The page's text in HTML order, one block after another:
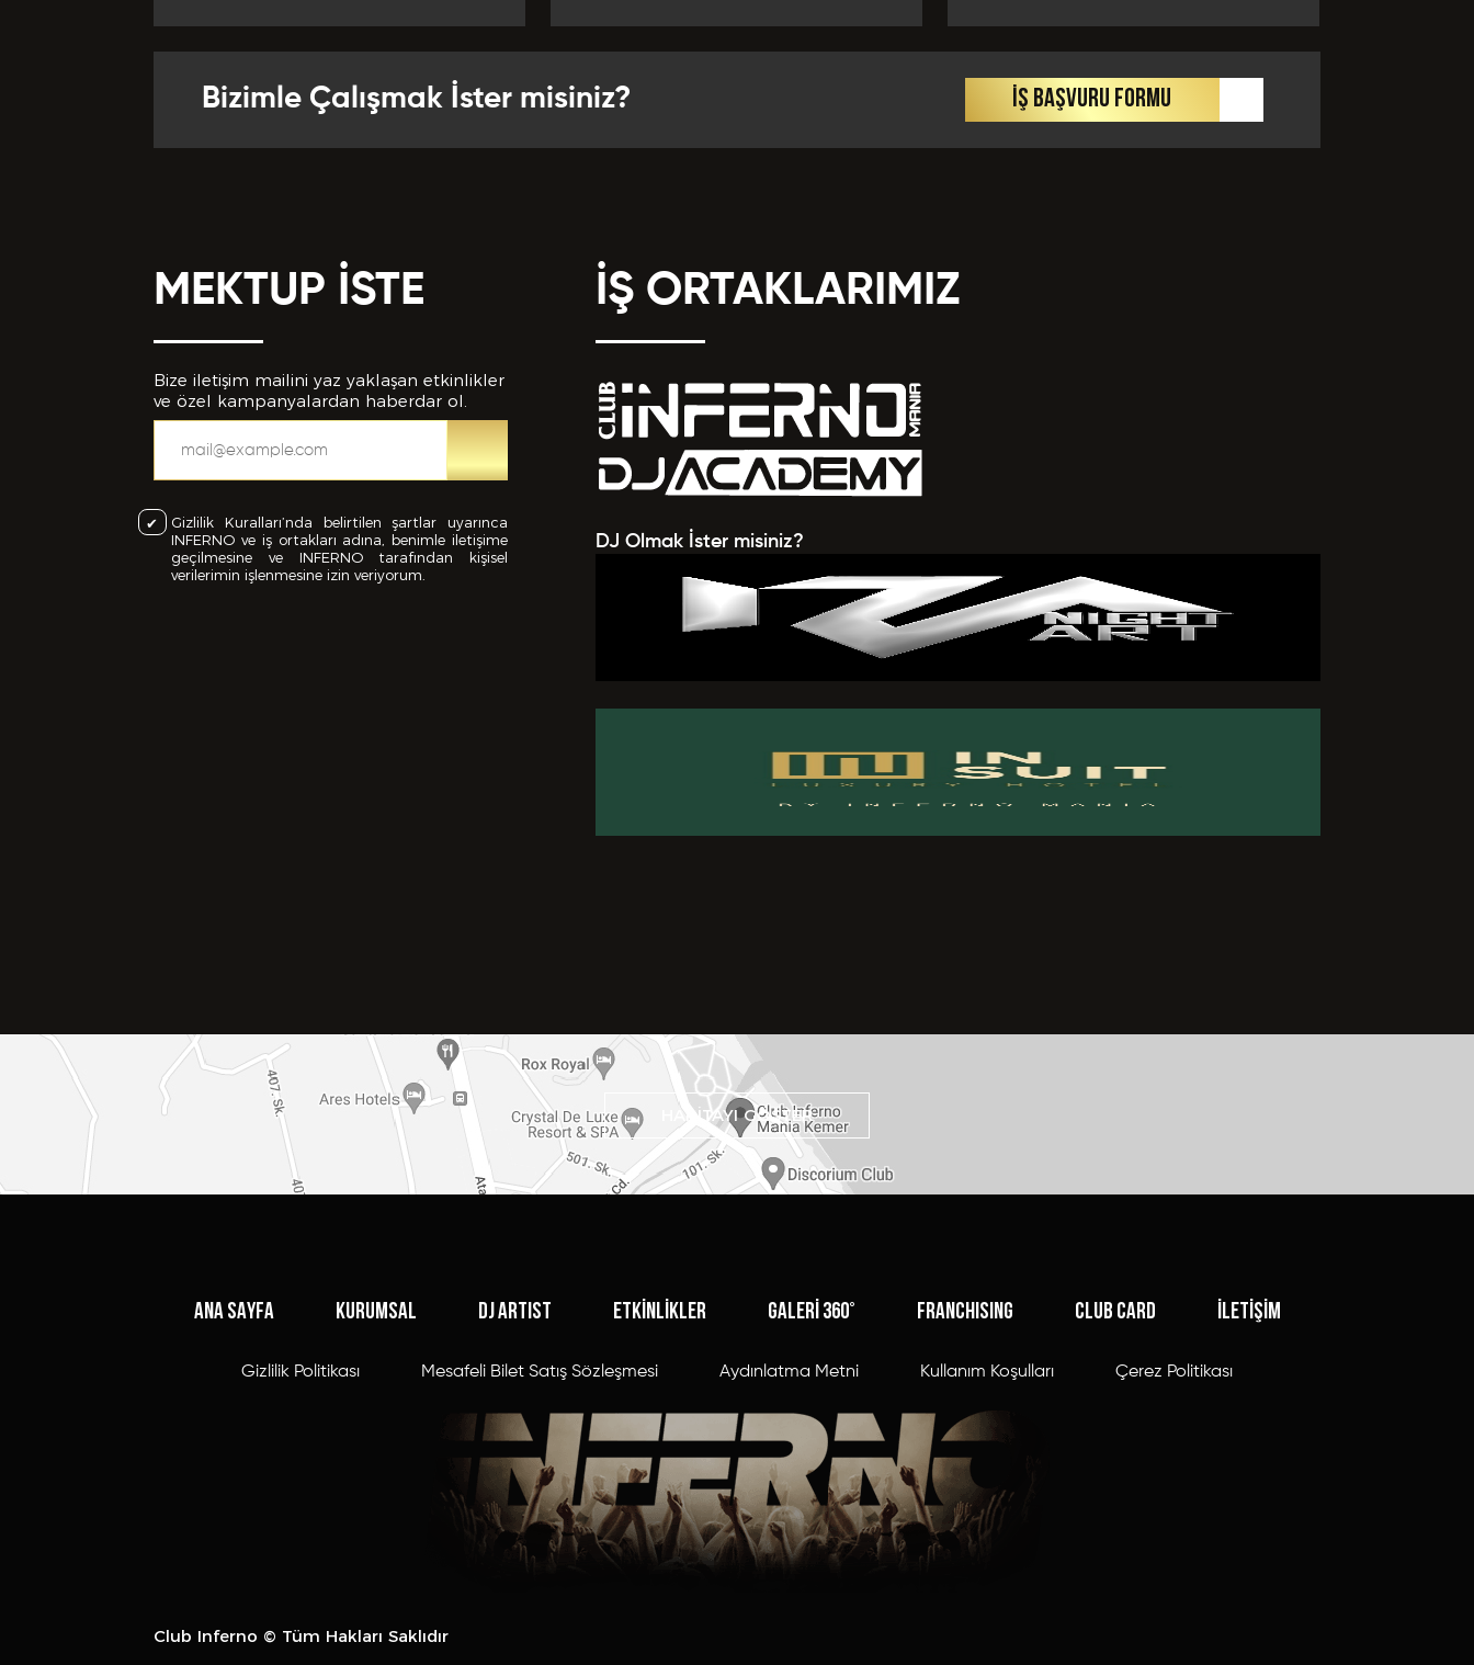
Bizimle Çalışmak İster misiniz? İŞ BAŞVURU FORMU
MEKTUP İSTE
Bize iletişim mailini yaz yaklaşan etkinlikler
ve özel kampanyalardan haberdar ol.
Gizlilik Kuralları’nda belirtilen şartlar uyarınca
INFERNO ve iş ortakları adına, benimle iletişime
geçilmesine ve INFERNO tarafından kişisel
verilerimin işlenmesine izin veriyorum.
İŞ ORTAKLARIMIZ
DJ Olmak İster misiniz?
HARİTAYI GÖSTER
ANA SAYFA KURUMSAL DJ ARTIST ETKİNLİKLER GALERİ 360° FRANCHISING CLUB CARD İLETİŞİM
Gizlilik Politikası Mesafeli Bilet Satış Sözleşmesi Aydınlatma Metni Kullanım Koşulları Çerez Politikası
Club Inferno © Tüm Hakları Saklıdır
Bu Formda verilen bütün bilgilerin yanlışsız ve eksiksiz olarak tarafımdan
yanlışlık olması ve bu durumun tespiti halinde bunun Hizmet Sözleşmemin
feshedilmesi için bir sebep olanağını anlayarak kabul ettiğimi beyan ederim.